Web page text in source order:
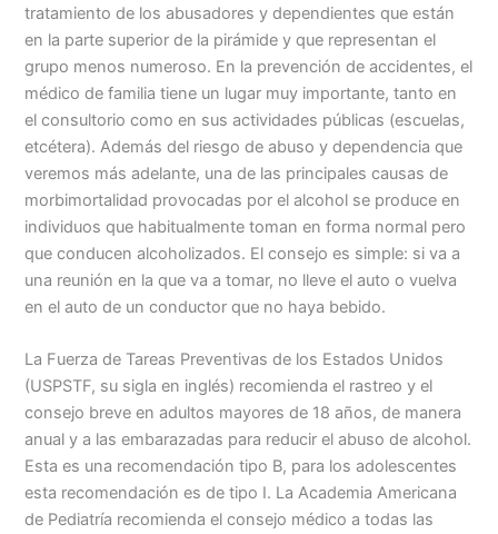
tratamiento de los abusadores y dependientes que están
en la parte superior de la pirámide y que representan el
grupo menos numeroso. En la prevención de accidentes, el
médico de familia tiene un lugar muy importante, tanto en
el consultorio como en sus actividades públicas (escuelas,
etcétera). Además del riesgo de abuso y dependencia que
veremos más adelante, una de las principales causas de
morbimortalidad provocadas por el alcohol se produce en
individuos que habitualmente toman en forma normal pero
que conducen alcoholizados. El consejo es simple: si va a
una reunión en la que va a tomar, no lleve el auto o vuelva
en el auto de un conductor que no haya bebido.
La Fuerza de Tareas Preventivas de los Estados Unidos
(USPSTF, su sigla en inglés) recomienda el rastreo y el
consejo breve en adultos mayores de 18 años, de manera
anual y a las embarazadas para reducir el abuso de alcohol.
Esta es una recomendación tipo B, para los adolescentes
esta recomendación es de tipo I. La Academia Americana
de Pediatría recomienda el consejo médico a todas las